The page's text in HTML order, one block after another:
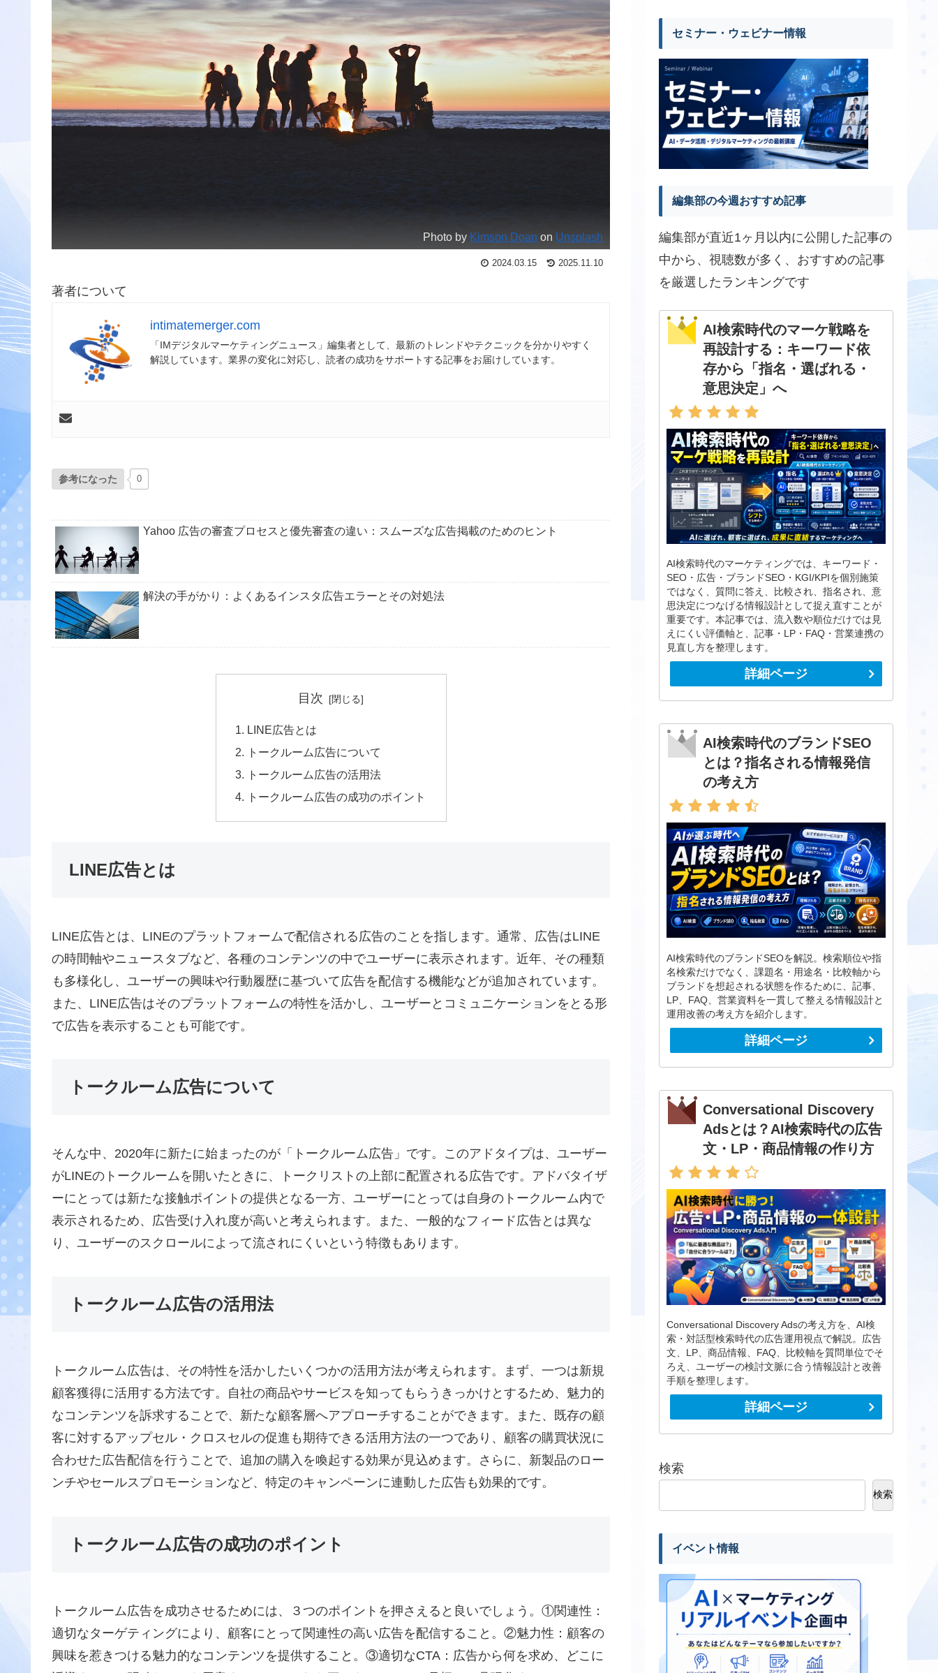
Photo by Kimson Doan on Unsplash
2024.03.15 2025.11.10
著者について
intimatemerger.com
「IMデジタルマーケティングニュース」編集者として、最新のトレンドやテクニックを分かりやすく
解説しています。業界の変化に対応し、読者の成功をサポートする記事をお届けしています。
参考になった 0
Yahoo 広告の審査プロセスと優先審査の違い：スムーズな広告掲載のためのヒント
解決の手がかり：よくあるインスタ広告エラーとその対処法
目次
LINE広告とは
トークルーム広告について
トークルーム広告の活用法
トークルーム広告の成功のポイント
LINE広告とは
LINE広告とは、LINEのプラットフォームで配信される広告のことを指します。通常、広告はLINE
の時間軸やニュースタブなど、各種のコンテンツの中でユーザーに表示されます。近年、その種類
も多様化し、ユーザーの興味や行動履歴に基づいて広告を配信する機能などが追加されています。
また、LINE広告はそのプラットフォームの特性を活かし、ユーザーとコミュニケーションをとる形
で広告を表示することも可能です。
トークルーム広告について
そんな中、2020年に新たに始まったのが「トークルーム広告」です。このアドタイプは、ユーザー
がLINEのトークルームを開いたときに、トークリストの上部に配置される広告です。アドバタイザ
ーにとっては新たな接触ポイントの提供となる一方、ユーザーにとっては自身のトークルーム内で
表示されるため、広告受け入れ度が高いと考えられます。また、一般的なフィード広告とは異な
り、ユーザーのスクロールによって流されにくいという特徴もあります。
トークルーム広告の活用法
トークルーム広告は、その特性を活かしたいくつかの活用方法が考えられます。まず、一つは新規
顧客獲得に活用する方法です。自社の商品やサービスを知ってもらうきっかけとするため、魅力的
なコンテンツを訴求することで、新たな顧客層へアプローチすることができます。また、既存の顧
客に対するアップセル・クロスセルの促進も期待できる活用方法の一つであり、顧客の購買状況に
合わせた広告配信を行うことで、追加の購入を喚起する効果が見込めます。さらに、新製品のロー
ンチやセールスプロモーションなど、特定のキャンペーンに連動した広告も効果的です。
トークルーム広告の成功のポイント
トークルーム広告を成功させるためには、３つのポイントを押さえると良いでしょう。①関連性：
適切なターゲティングにより、顧客にとって関連性の高い広告を配信すること。②魅力性：顧客の
興味を惹きつける魅力的なコンテンツを提供すること。③適切なCTA：広告から何を求め、どこに
セミナー・ウェビナー情報
編集部の今週おすすめ記事
編集部が直近1ヶ月以内に公開した記事の
中から、視聴数が多く、おすすめの記事
を厳選したランキングです
AI検索時代のマーケ戦略を
再設計する：キーワード依
存から「指名・選ばれる・
意思決定」へ
AI検索時代のマーケティングでは、キーワード・
SEO・広告・ブランドSEO・KGI/KPIを個別施策
ではなく、質問に答え、比較され、指名され、意
思決定につなげる情報設計として捉え直すことが
重要です。本記事では、流入数や順位だけでは見
えにくい評価軸と、記事・LP・FAQ・営業連携の
見直し方を整理します。
詳細ページ
AI検索時代のブランドSEO
とは？指名される情報発信
の考え方
AI検索時代のブランドSEOを解説。検索順位や指
名検索だけでなく、課題名・用途名・比較軸から
ブランドを想起される状態を作るために、記事、
LP、FAQ、営業資料を一貫して整える情報設計と
運用改善の考え方を紹介します。
詳細ページ
Conversational Discovery
Adsとは？AI検索時代の広告
文・LP・商品情報の作り方
Conversational Discovery Adsの考え方を、AI検
索・対話型検索時代の広告運用視点で解説。広告
文、LP、商品情報、FAQ、比較軸を質問単位でそ
ろえ、ユーザーの検討文脈に合う情報設計と改善
手順を整理します。
詳細ページ
検索
検索
イベント情報